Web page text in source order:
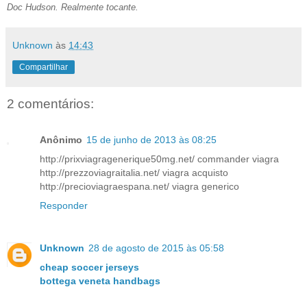
Doc Hudson. Realmente tocante.
Unknown às 14:43
Compartilhar
2 comentários:
Anônimo 15 de junho de 2013 às 08:25
http://prixviagragenerique50mg.net/ commander viagra
http://prezzoviagraitalia.net/ viagra acquisto
http://precioviagraespana.net/ viagra generico
Responder
Unknown 28 de agosto de 2015 às 05:58
cheap soccer jerseys
bottega veneta handbags